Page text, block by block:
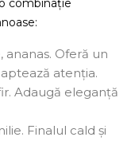
combinație
ananas. Oferă un
atenția.
Adaugă eleganță
Finalul cald și